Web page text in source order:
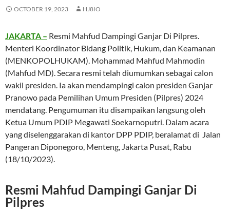
OCTOBER 19, 2023 HJ8IO
JAKARTA – Resmi Mahfud Dampingi Ganjar Di Pilpres.
Menteri Koordinator Bidang Politik, Hukum, dan Keamanan
(MENKOPOLHUKAM). Mohammad Mahfud Mahmodin
(Mahfud MD). Secara resmi telah diumumkan sebagai calon
wakil presiden. Ia akan mendampingi calon presiden Ganjar
Pranowo pada Pemilihan Umum Presiden (Pilpres) 2024
mendatang. Pengumuman itu disampaikan langsung oleh
Ketua Umum PDIP Megawati Soekarnoputri. Dalam acara
yang diselenggarakan di kantor DPP PDIP, beralamat di Jalan
Pangeran Diponegoro, Menteng, Jakarta Pusat, Rabu
(18/10/2023).
Resmi Mahfud Dampingi Ganjar Di
Pilpres